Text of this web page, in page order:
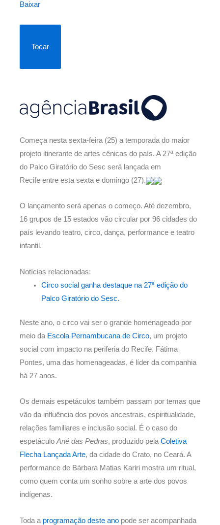
Baixar
Tocar
Começa nesta sexta-feira (25) a temporada do maior
projeto itinerante de artes cênicas do país. A 27ª edição
do Palco Giratório do Sesc será lançada em
Recife entre esta sexta e domingo (27).
O lançamento será apenas o começo. Até dezembro,
16 grupos de 15 estados vão circular por 96 cidades do
país levando teatro, circo, dança, performance e teatro
infantil.
Notícias relacionadas:
Circo social ganha destaque na 27ª edição do
Palco Giratório do Sesc.
Neste ano, o circo vai ser o grande homenageado por
meio da Escola Pernambucana de Circo, um projeto
social com impacto na periferia do Recife. Fátima
Pontes, uma das homenageadas, é líder da companhia
há 27 anos.
Os demais espetáculos também passam por temas que
vão da influência dos povos ancestrais, espiritualidade,
relações familiares e inclusão social. É o caso do
espetáculo Ané das Pedras, produzido pela Coletiva
Flecha Lançada Arte, da cidade do Crato, no Ceará. A
performance de Bárbara Matias Kariri mostra um ritual,
como quem conta um sonho sobre a arte dos povos
indígenas.
Toda a programação deste ano pode ser acompanhada